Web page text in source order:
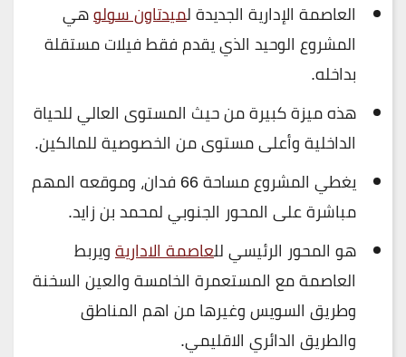
العاصمة الإدارية الجديدة لميدتاون سولوهي
المشروع الوحيد الذي يقدم فقط فيلات مستقلة
بداخله.
هذه ميزة كبيرة من حيث المستوى العالي للحياة
الداخلية وأعلى مستوى من الخصوصية للمالكين.
يغطي المشروع مساحة 66 فدان، وموقعه المهم
مباشرة على المحور الجنوبي لمحمد بن زايد.
هو المحور الرئيسي للعاصمة الاداريةويربط
العاصمة مع المستعمرة الخامسة والعين السخنة
وطريق السويس وغيرها من اهم المناطق
والطريق الدائري الاقليمي.